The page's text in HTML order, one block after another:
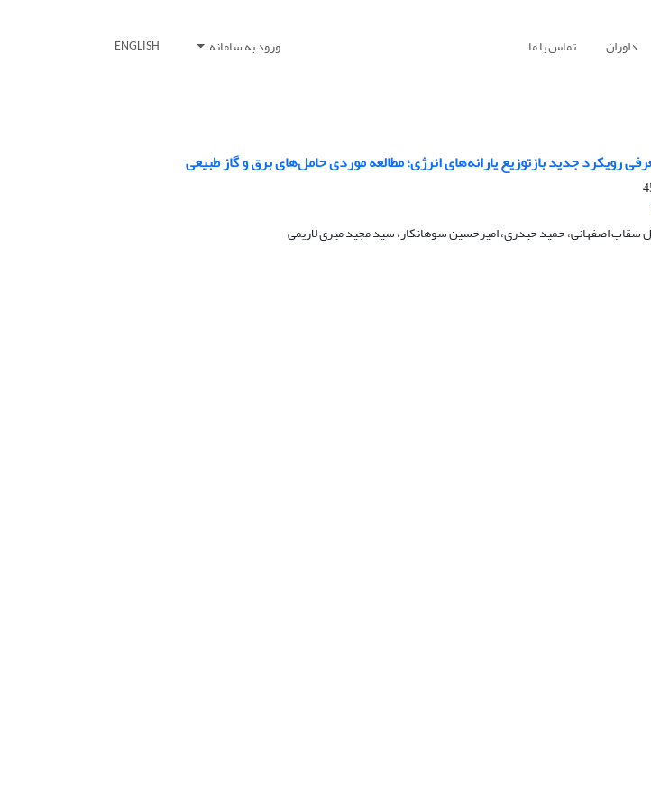
داوران تماس با ما ورود به سامانه ENGLISH
رویکرد جدید بازتوزیع یارانه‌های انرژی؛ مطالعه موردی حامل‌های برق و گاز طبیعی
سقاب اصفهانی، حمید حیدری، امیرحسین سوهانکار، سید مجید میری لاریمی